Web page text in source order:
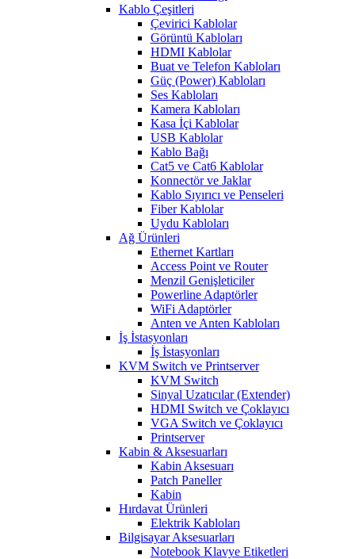
Kablo Çeşitleri
Çevirici Kablolar
Görüntü Kabloları
HDMI Kablolar
Buat ve Telefon Kabloları
Güç (Power) Kabloları
Ses Kabloları
Kamera Kabloları
Kasa İçi Kablolar
USB Kablolar
Kablo Bağı
Cat5 ve Cat6 Kablolar
Konnectör ve Jaklar
Kablo Sıyırıcı ve Penseleri
Fiber Kablolar
Uydu Kabloları
Ağ Ürünleri
Ethernet Kartları
Access Point ve Router
Menzil Genişleticiler
Powerline Adaptörler
WiFi Adaptörler
Anten ve Anten Kabloları
İş İstasyonları
İş İstasyonları
KVM Switch ve Printserver
KVM Switch
Sinyal Uzatıcılar (Extender)
HDMI Switch ve Çoklayıcı
VGA Switch ve Çoklayıcı
Printserver
Kabin & Aksesuarları
Kabin Aksesuarı
Patch Paneller
Kabin
Hırdavat Ürünleri
Elektrik Kabloları
Bilgisayar Aksesuarları
Notebook Klavye Etiketleri